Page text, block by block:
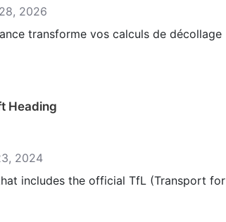
2026
transforme vos calculs de décollage
Heading
2024
includes the official TfL (Transport for